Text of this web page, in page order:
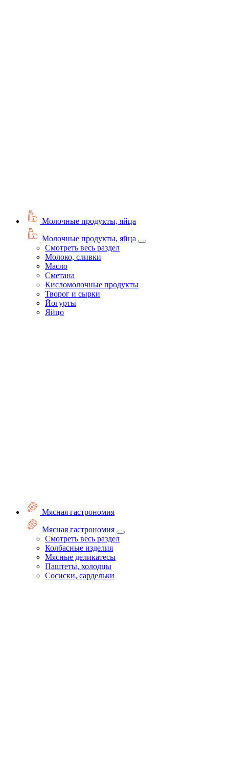
Молочные продукты, яйца
Молочные продукты, яйца
Смотреть весь раздел
Молоко, сливки
Масло
Сметана
Кисломолочные продукты
Творог и сырки
Йогурты
Яйцо
Мясная гастрономия
Мясная гастрономия
Смотреть весь раздел
Колбасные изделия
Мясные деликатесы
Паштеты, холодцы
Сосиски, сардельки